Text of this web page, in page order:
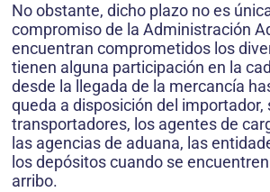
No obstante, dicho plazo no es
compromiso de la Administración
encuentran comprometidos los
tienen alguna participación en la
desde la llegada de la mercancía
queda a disposición del importador,
transportadores, los agentes de
las agencias de aduana, las
los depósitos cuando se
arribo.